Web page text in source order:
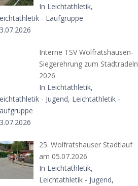
In Leichtathletik,
- Laufgruppe
Interne TSV Wolfratshausen-
Siegerehrung zum Stadtradeln
2026
In Leichtathletik,
- Jugend, Leichtathletik -
25. Wolfratshauser Stadtlauf
am 05.07.2026
In Leichtathletik,
Leichtathletik - Jugend,